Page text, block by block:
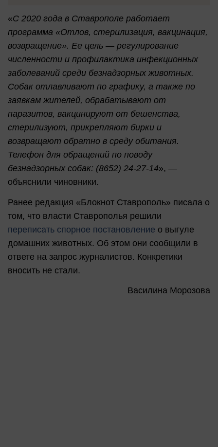
«С 2020 года в Ставрополе работает
программа «Отлов, стерилизация, вакцинация,
возвращение». Ее цель — регулирование
численности и профилактика инфекционных
заболеваний среди безнадзорных животных.
Собак отлавливают по графику, а также по
заявкам жителей, обрабатывают от
паразитов, вакцинируют от бешенства,
стерилизуют, прикрепляют бирки и
возвращают обратно в среду обитания.
Телефон для обращений по поводу
безнадзорных собак: (8652) 24-27-14», —
объяснили чиновники.
Ранее редакция «Блокнот Ставрополь» писала о
том, что власти Ставрополья решили
переписать спорное постановление о выгуле
домашних животных. Об этом они сообщили в
ответе на запрос журналистов. Конкретики
вносить не стали.
Василина Морозова